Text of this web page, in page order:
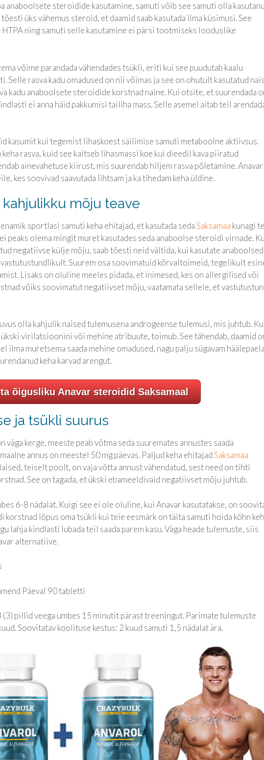
anaboolsete steroidide kasutamine, samuti võib see samuti olla
üks vähemus steroid, et daamid saab kasutada ilma küsimusi. See
ning samuti selle kasutamine ei pärsi tootmiseks looduslike
võime parandada vähendades tsükli, eriti kui see puudutab kaalu
Selle rasva kadu omadused on nii võimas ja see on ohutult kasutatud
kadu anaboolsete steroidide korstnad naine. Kui otsite, et suurendada
ei anna häid pakkumisi tailiha mass. Selle asemel aitab teil
kasumit kui tegemist lihaskoest säilimise samuti metaboolne aktiivsus.
rasva, kuid see kaitseb lihasmassi koe kui dieedil kava piiratud
ainevahetuse kiirust, mis suurendab hiljem rasva põletamine. Anavar
kes soovivad saavutada lihtsam ja ka tihedam keha üldine.
mõju teave
sportlasi samuti keha ehitajad, et kasutada sedaSaksamaa kunagi
peaks olema mingit muret kasutades seda anaboolse steroidi virnade.
negatiivse külje mõju, saab tõesti neid vältida, kui kasutate anaboolsed
Suurem osa soovimatuid kõrvaltoimeid, tegelikult
Lisaks on oluline meeles pidada, et inimesed, kes on allergilised või
võiks soovimatut negatiivset mõju, vaatamata sellele, et
olla kahjulik naised tulemusena androgeense tulemusi, mis juhtub.
virilatsioonini või mehine atribuute, toimub. See tähendab, daamid
ilma muretsema saada mehine omadused, nagu palju sügavam
keha karvad arengut.
õigusliku Anavar steroidid Saksamaal
ja tsükli suurus
kerge, meeste peab võtma seda suuremates annustes saada
annus on meestel 50 mg päevas. Paljud keha ehitajadSaksamaa
teiselt poolt, on vaja võtta annust vähendatud, sest need on tihti
See on tagada, et ükski ebameeldivaid negatiivset mõju juhtub.
6-8 nädalat. Kuigi see ei ole oluline, kui Anavar kasutatakse, on
korstnad lõpus oma tsükli kui teie eesmärk on täita samuti hoida kõhn
lahja kindlasti lubada teil saada parem kasu. Väga heade tulemuste, siis
alternatiive.
Päeval 90 tabletti
(3) pillid veega umbes 15 minutit pärast treeningut. Parimate tulemuste
Soovitatav koolituse kestus: 2 kuud samuti 1,5 nädalat ära.